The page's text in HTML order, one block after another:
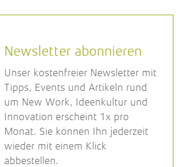
Newsletter abonnieren
Unser kostenfreier Newsletter mit
Tipps, Events und Artikeln rund
um New Work, Ideenkultur und
Innovation erscheint 1x pro
Monat. Sie können Ihn jederzeit
wieder mit einem Klick
abbestellen.